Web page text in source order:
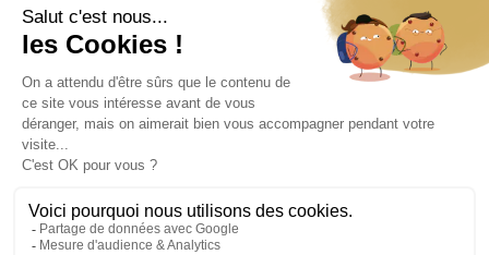
Infos
Nous contacter